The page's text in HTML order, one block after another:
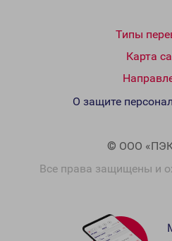
Типы
Карта
© ООО
Все права защищены и
О защите